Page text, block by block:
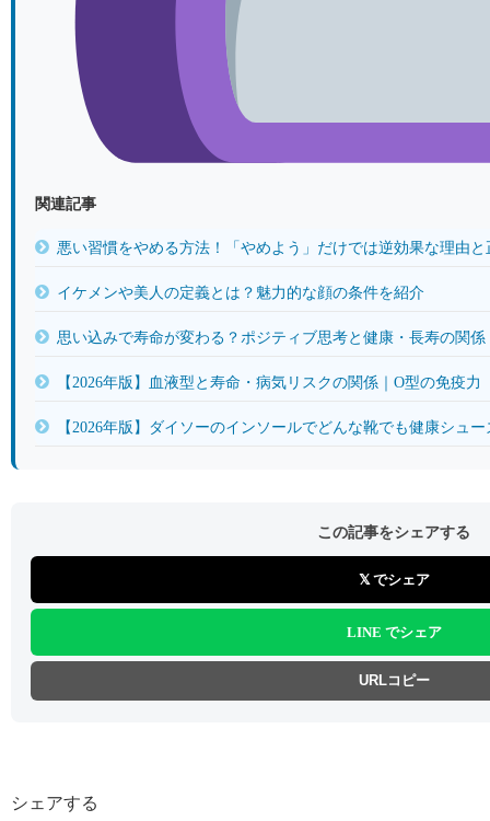
関連記事
悪い習慣をやめる方法！「やめよう」だけでは逆効果な理由
イケメンや美人の定義とは？魅力的な顔の条件を紹介
思い込みで寿命が変わる？ポジティブ思考と健康・長寿の関係
【2026年版】血液型と寿命・病気リスクの関係｜O型の免疫力
【2026年版】ダイソーのインソールでどんな靴でも健康シュ
この記事をシェアする
𝕏 でシェア
LINE でシェア
URLコピー
シェアする